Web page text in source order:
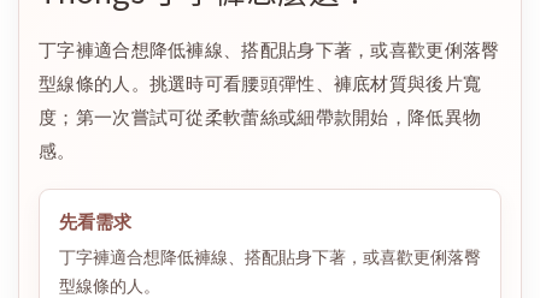
丁字褲適合想降低褲線、搭配貼身下著，或喜歡更俐落臀
型線條的人。挑選時可看腰頭彈性、褲底材質與後片寬
度；第一次嘗試可從柔軟蕾絲或細帶款開始，降低異物
感。
先看需求
丁字褲適合想降低褲線、搭配貼身下著，或喜歡更俐落臀
型線條的人。